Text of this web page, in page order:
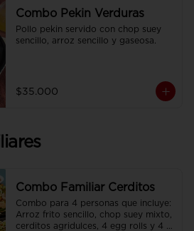
Combo Pekin Verduras
Pollo pekin servido con chop suey
sencillo, arroz sencillo y gaseosa.
$35.000
Combo Familiar Cerditos
Combo para 4 personas que incluye:
Arroz frito sencillo, chop suey mixto,
cerditos agridulces, 4 egg rolls y 4